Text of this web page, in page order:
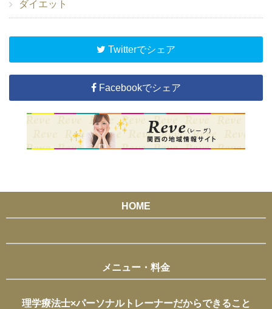
ダイエット
Twitterでシェア
Facebookでシェア
HOME
メニュー・料金
理学療法士×パーソナルトレーナーだからできること